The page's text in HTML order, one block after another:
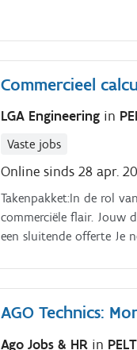
Commercieel
LGA Engineering in
Vaste jobs
Online sinds 28 apr.
Takenpakket:In de rol
commerciële flair. Jouw
een sluitende offerte Je
AGO Technics:
Ago Jobs & HR in PELT